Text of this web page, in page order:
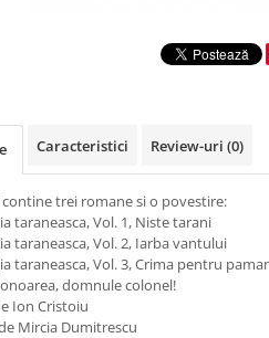
Caracteristici Review-uri (0)
trei romane si o povestire:
taraneasca, Vol. 1, Niste tarani
taraneasca, Vol. 2, Iarba vantului
taraneasca, Vol. 3, Crima pentru
domnule colonel!
Ion Cristoiu
Mircia Dumitrescu